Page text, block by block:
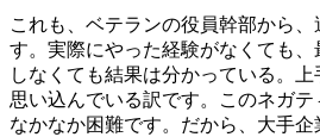
これも、ベテランの役員幹部から
す。実際にやった経験がなくても
しなくても結果は分かっている。
思い込んでいる訳です。このネガ
なかなか困難です。だから、大手